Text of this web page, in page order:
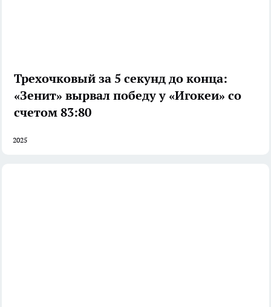
Трехочковый за 5 секунд до конца:
«Зенит» вырвал победу у «Игокеи» со
счетом 83:80
2025